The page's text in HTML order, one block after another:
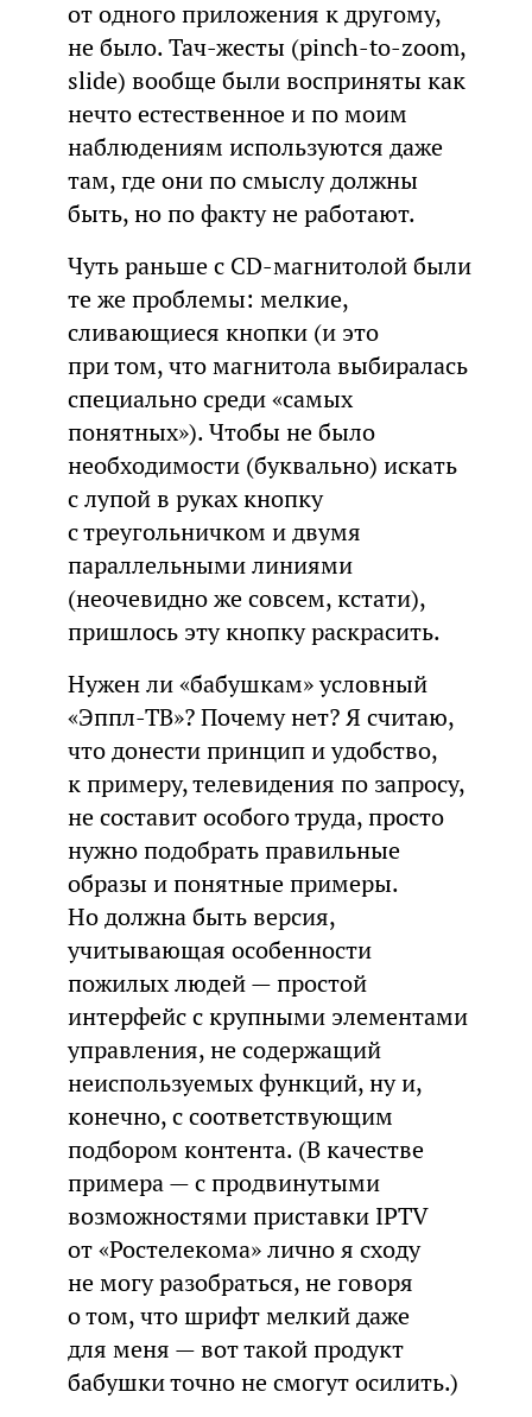
от одного приложения к другому,
не было. Тач-жесты (pinch-to-zoom,
slide) вообще были восприняты как
нечто естественное и по моим
наблюдениям используются даже
там, где они по смыслу должны
быть, но по факту не работают.
Чуть раньше с CD-магнитолой были
те же проблемы: мелкие,
сливающиеся кнопки (и это
при том, что магнитола выбиралась
специально среди «самых
понятных»). Чтобы не было
необходимости (буквально) искать
с лупой в руках кнопку
с треугольничком и двумя
параллельными линиями
(неочевидно же совсем, кстати),
пришлось эту кнопку раскрасить.
Нужен ли «бабушкам» условный
«Эппл-ТВ»? Почему нет? Я считаю,
что донести принцип и удобство,
к примеру, телевидения по запросу,
не составит особого труда, просто
нужно подобрать правильные
образы и понятные примеры.
Но должна быть версия,
учитывающая особенности
пожилых людей — простой
интерфейс с крупными элементами
управления, не содержащий
неиспользуемых функций, ну и,
конечно, с соответствующим
подбором контента. (В качестве
примера — с продвинутыми
возможностями приставки IPTV
от «Ростелекома» лично я сходу
не могу разобраться, не говоря
о том, что шрифт мелкий даже
для меня — вот такой продукт
бабушки точно не смогут осилить.)